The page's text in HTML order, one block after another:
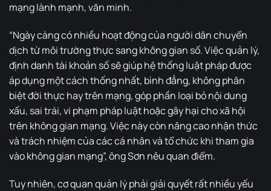
mạng lành mạnh, văn minh.
“Ngày càng có nhiều hoạt động của người dân chuyển
dịch từ môi trường thực sang không gian số. Việc quản lý,
định danh tài khoản số sẽ giúp hệ thống luật pháp được
áp dụng một cách thống nhất, bình đẳng, không phân
biệt đời thực hay trên mạng, góp phần loại bỏ nội dung
xấu, sai trái, vi phạm pháp luật hoặc gây hại cho xã hội
trên không gian mạng. Việc này còn nâng cao nhận thức
và trách nhiệm của các cá nhân và tổ chức khi tham gia
vào không gian mạng”, ông Sơn nêu quan điểm.
Tuy nhiên, cơ quan quản lý phải giải quyết rất nhiều yếu